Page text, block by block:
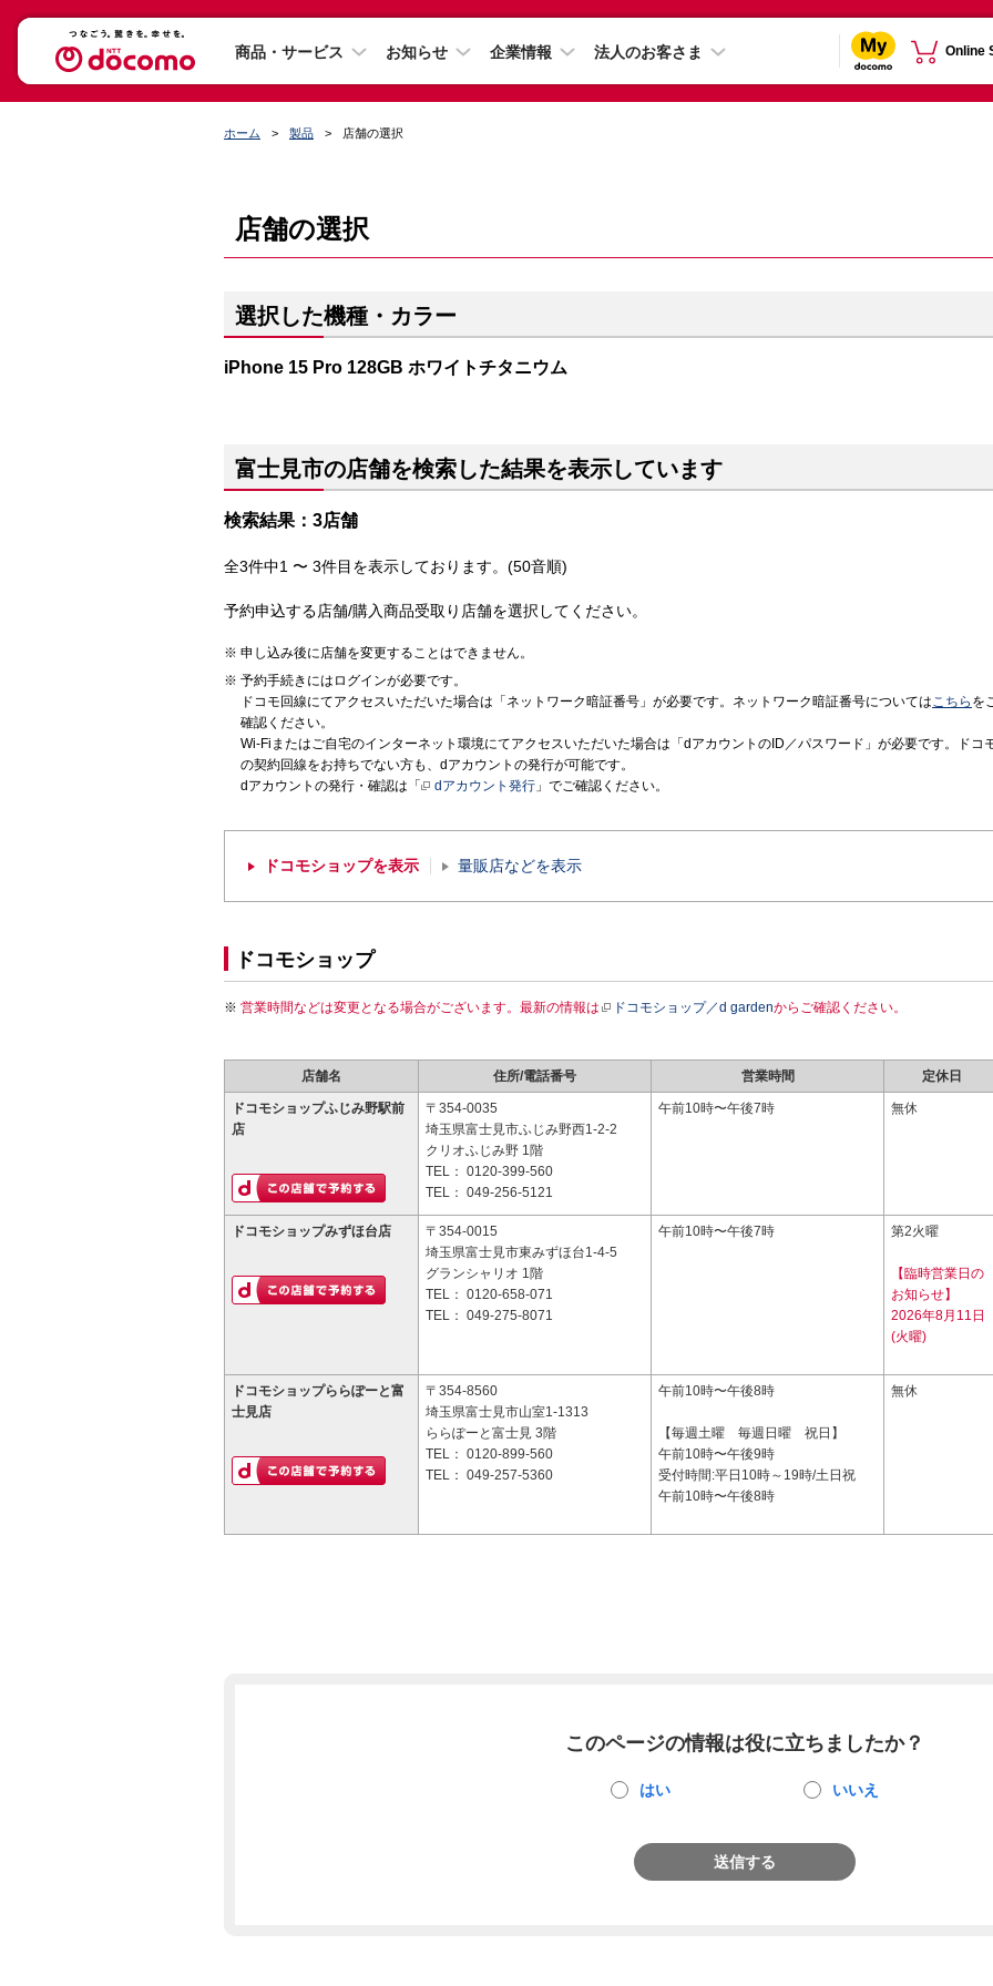
商品・サービス お知らせ 企業情報 法人のお客さま Online
ホーム 製品 店舗の選択
店舗の選択
選択した機種・カラー
iPhone 15 Pro 128GB ホワイトチタニウム
富士見市の店舗を検索した結果を表示しています
検索結果：3店舗
全3件中1 〜 3件目を表示しております。(50音順)
予約申込する店舗/購入商品受取り店舗を選択してください。
申し込み後に店舗を変更することはできません。
予約手続きにはログインが必要です。
ドコモ回線にてアクセスいただいた場合は「ネットワーク暗証番号」が必要です。ネットワーク暗証番号についてはこちら を
確認ください。
Wi-Fiまたはご自宅のインターネット環境にてアクセスいただいた場合は「dアカウントのID／パスワード」が必要です。ドコ
の契約回線をお持ちでない方も、dアカウントの発行が可能です。
dアカウントの発行・確認は「
dアカウント発行 」でご確認ください。
ドコモショップを表示 量販店などを表示
ドコモショップ
営業時間などは変更となる場合がございます。最新の情報は ドコモショップ／d gardenからご確認ください。
店舗名 住所/電話番号 営業時間 定休日
ドコモショップふじみ野駅前
店
〒354-0035
埼玉県富士見市ふじみ野西1-2-2
クリオふじみ野 1階
TEL： 0120-399-560
TEL： 049-256-5121
午前10時〜午後7時 無休
ドコモショップみずほ台店
〒354-0015
埼玉県富士見市東みずほ台1-4-5
グランシャリオ 1階
TEL： 0120-658-071
TEL： 049-275-8071
午前10時〜午後7時 第2火曜
【臨時営業日の
お知らせ】
2026年8月11日
(火曜)
ドコモショップららぽーと富
士見店
〒354-8560
埼玉県富士見市山室1-1313
ららぽーと富士見 3階
TEL： 0120-899-560
TEL： 049-257-5360
午前10時〜午後8時
【毎週土曜 毎週日曜 祝日】
午前10時〜午後9時
受付時間:平日10時～19時/土日祝
午前10時〜午後8時
無休
このページの情報は役に立ちましたか？
はい いいえ
送信する